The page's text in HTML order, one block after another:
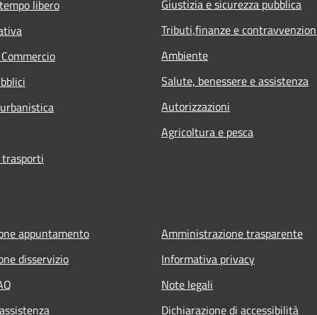
libero
Giustizia e sicurezza pubblica
Tributi,finanze e
Ambiente
Salute, benessere e assistenza
Autorizzazioni
Agricoltura e pesca
appuntamento
disservizio
Amministrazione trasparente
Informativa privacy
Note legali
Dichiarazione di accessibilità